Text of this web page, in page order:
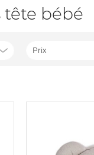
tête bébé
Prix